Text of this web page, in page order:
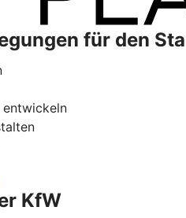
für den
entwickeln
KfW